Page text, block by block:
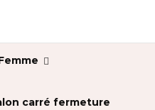
carré fermeture